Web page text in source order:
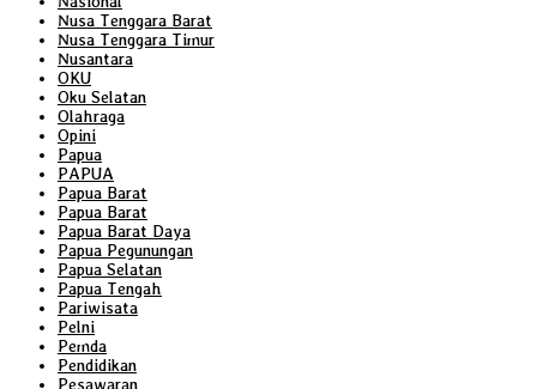
Nusa Tenggara Barat
Nusa Tenggara Timur
Nusantara
OKU
Oku Selatan
Olahraga
Opini
Papua
PAPUA
Papua Barat
Papua Barat
Papua Barat Daya
Papua Pegunungan
Papua Selatan
Papua Tengah
Pariwisata
Pelni
Pemda
Pendidikan
Pesawaran